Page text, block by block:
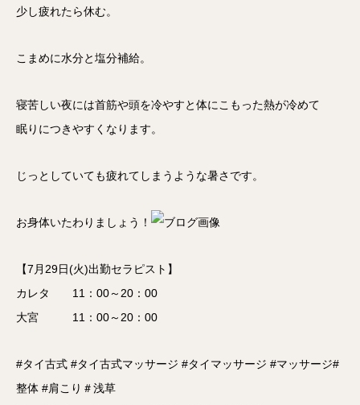
少し疲れたら休む。
こまめに水分と塩分補給。
寝苦しい夜には首筋や頭を冷やすと体にこもった熱が冷めて
眠りにつきやすくなります。
じっとしていても疲れてしまうような暑さです。
お身体いたわりましょう！
【7月29日(火)出勤セラピスト】
カレタ 11：00～20：00
大宮 11：00～20：00
#タイ古式 #タイ古式マッサージ #タイマッサージ #マッサージ#
整体 #肩こり＃浅草